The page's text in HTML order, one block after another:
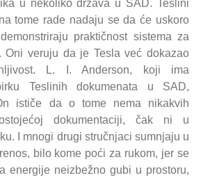
u nekoliko država u SAD. Teslini
tome rade nadaju se da će uskoro
praktičnost sistema za
Oni veruju da je Tesla već dokazao
L. I. Anderson, koji ima
Teslinih dokumenata u SAD,
ističe da o tome nema nikakvih
dokumentaciji, čak ni u
I mnogi drugi stručnjaci sumnjaju u
bilo kome poći za rukom, jer se
energije neizbežno gubi u prostoru,